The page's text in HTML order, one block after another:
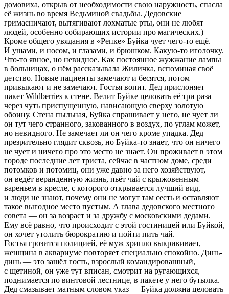
домовиха, открыв от необходимости свою наружность, спасла
её жизнь во время Ведьминой свадьбы. Дедовские
гримасничают, вытягивают лохматые рты, они не любят
людей, особенно собирающих истории про магических.)
Кроме общего увядания в «Репке» Буйка чует чего-то ещё.
И ушами, и носом, и глазами, и брюшком. Какую-то иголочку.
Что-то явное, но невидное. Как постоянное жужжание лампы
в больницах, о нём рассказывала Жиличка, вспоминая своё
детство. Новые пациенты замечают и бесятся, потом
привыкают и не замечают. Гостья вопит. Дед прислоняет
пакет Wildberries к стене. Велит Буйке целовать её три раза
через чуть приспущенную, нависающую сверху золотую
обоину. Стена пыльная, Буйка спрашивает у него, не чует ли
он тут чего странного, закованного в воздух, по углам может,
но невидного. Не замечает ли он чего кроме упадка. Дед
презрительно глядит сквозь, но Буйка-то знает, что он ничего
не чует и ничего про это место не знает. Он проживает в этом
городе последние лет триста, сейчас в частном доме, среди
потомков и потомиц, они уже давно за него хозяйствуют,
он ведёт веранденную жизнь, пьёт чай с крыжовенным
вареньем в кресле, с которого открывается лучший вид,
и люди не знают, почему они не могут там сесть и оставляют
такое выгодное место пустым. А глава дедовского местного
совета — он за возраст и за дружбу с московскими дедами.
Ему всё равно, что происходит с этой гостиницей или Буйкой,
он хочет утолить бюрократию и пойти пить чай.
Гостья грозится полицией, её муж хрипло выкрикивает,
женщина в аквариуме повторяет специально спокойно. Динь-
динь — это зашёл гость, взрослый командировашный,
с щетиной, он уже тут вписан, смотрит на ругающихся,
поднимается по винтовой лестнице, в пакете у него бутылка.
Дед смазывает матным словом указ — Буйка должна целовать